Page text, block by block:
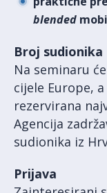
blended
Broj sudionika
Na seminaru
cijele Europe,
rezervirana
Agencija
sudionika iz
Prijava